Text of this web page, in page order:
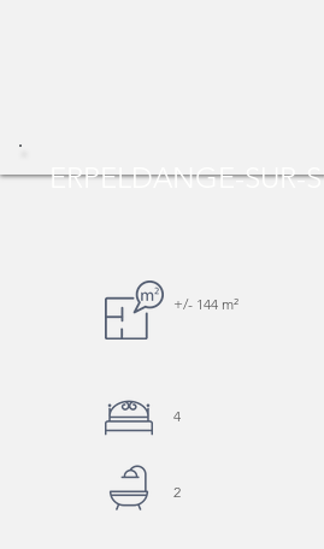
ERPELDANGE-SUR-
+/- 144 m²
4
2